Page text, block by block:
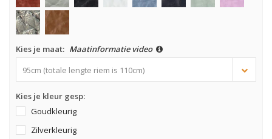
Kies je maat: Maatinformatie video
95cm (totale lengte riem is 110cm)
Kies je kleur gesp:
Goudkleurig
Zilverkleurig